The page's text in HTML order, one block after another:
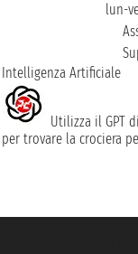
lun-
Intelligenza Artificiale
Utilizza il GPT
per trovare la crociera